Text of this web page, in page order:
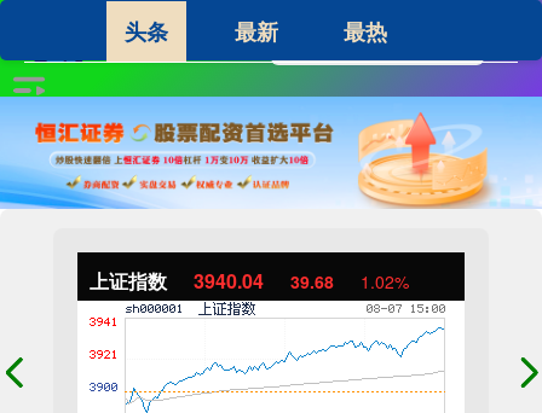
上证指数 3940.04 39.68 1.02%
头条 最新 最热